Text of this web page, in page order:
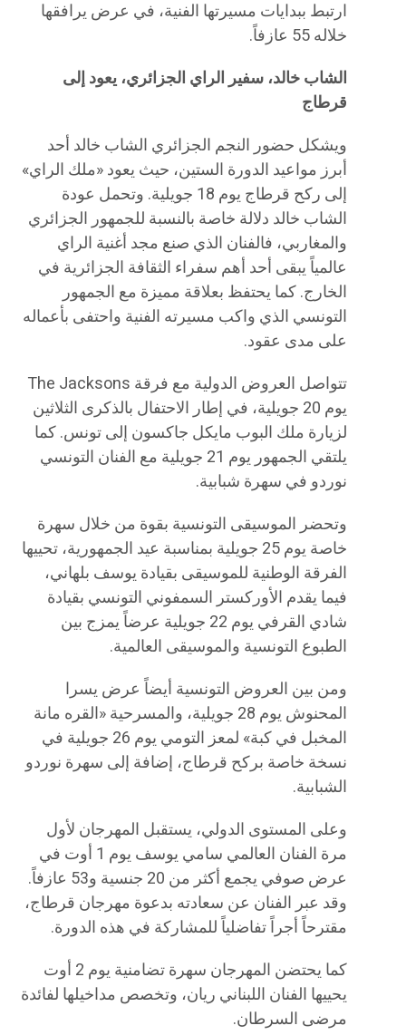
ارتبط ببدايات مسيرتها الفنية، في عرض يرافقها
خلاله 55 عازفاً.
الشاب خالد، سفير الراي الجزائري، يعود إلى
قرطاج
ويشكل حضور النجم الجزائري الشاب خالد أحد
أبرز مواعيد الدورة الستين، حيث يعود «ملك الراي»
إلى ركح قرطاج يوم 18 جويلية. وتحمل عودة
الشاب خالد دلالة خاصة بالنسبة للجمهور الجزائري
والمغاربي، فالفنان الذي صنع مجد أغنية الراي
عالمياً يبقى أحد أهم سفراء الثقافة الجزائرية في
الخارج. كما يحتفظ بعلاقة مميزة مع الجمهور
التونسي الذي واكب مسيرته الفنية واحتفى بأعماله
على مدى عقود.
تتواصل العروض الدولية مع فرقة The Jacksons
يوم 20 جويلية، في إطار الاحتفال بالذكرى الثلاثين
لزيارة ملك البوب مايكل جاكسون إلى تونس. كما
يلتقي الجمهور يوم 21 جويلية مع الفنان التونسي
نوردو في سهرة شبابية.
وتحضر الموسيقى التونسية بقوة من خلال سهرة
خاصة يوم 25 جويلية بمناسبة عيد الجمهورية، تحييها
الفرقة الوطنية للموسيقى بقيادة يوسف بلهاني،
فيما يقدم الأوركستر السمفوني التونسي بقيادة
شادي القرفي يوم 22 جويلية عرضاً يمزج بين
الطبوع التونسية والموسيقى العالمية.
ومن بين العروض التونسية أيضاً عرض يسرا
المحنوش يوم 28 جويلية، والمسرحية «القره مانة
المخبل في كبة» لمعز التومي يوم 26 جويلية في
نسخة خاصة بركح قرطاج، إضافة إلى سهرة نوردو
الشبابية.
وعلى المستوى الدولي، يستقبل المهرجان لأول
مرة الفنان العالمي سامي يوسف يوم 1 أوت في
عرض صوفي يجمع أكثر من 20 جنسية و53 عازفاً.
وقد عبر الفنان عن سعادته بدعوة مهرجان قرطاج،
مقترحاً أجراً تفاضلياً للمشاركة في هذه الدورة.
كما يحتضن المهرجان سهرة تضامنية يوم 2 أوت
يحييها الفنان اللبناني ريان، وتخصص مداخيلها لفائدة
مرضى السرطان.